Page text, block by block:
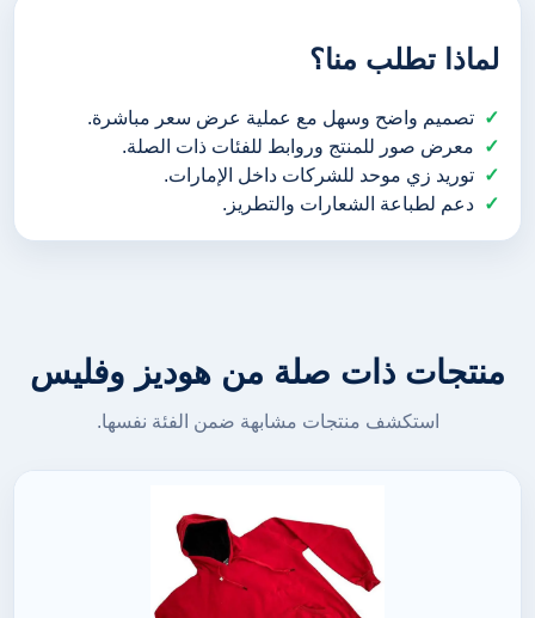
لماذا تطلب منا؟
تصميم واضح وسهل مع عملية عرض سعر مباشرة.
معرض صور للمنتج وروابط للفئات ذات الصلة.
توريد زي موحد للشركات داخل الإمارات.
دعم لطباعة الشعارات والتطريز.
منتجات ذات صلة من هوديز وفليس
استكشف منتجات مشابهة ضمن الفئة نفسها.